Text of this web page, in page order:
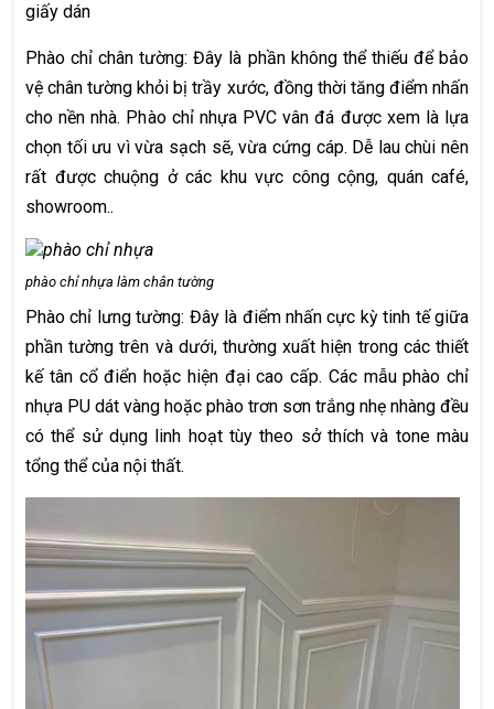
giấy dán
Phào chỉ chân tường: Đây là phần không thể thiếu để bảo
vệ chân tường khỏi bị trầy xước, đồng thời tăng điểm nhấn
cho nền nhà. Phào chỉ nhựa PVC vân đá được xem là lựa
chọn tối ưu vì vừa sạch sẽ, vừa cứng cáp. Dễ lau chùi nên
rất được chuộng ở các khu vực công cộng, quán café,
showroom..
phào chỉ nhựa làm chân tường
Phào chỉ lưng tường: Đây là điểm nhấn cực kỳ tinh tế giữa
phần tường trên và dưới, thường xuất hiện trong các thiết
kế tân cổ điển hoặc hiện đại cao cấp. Các mẫu phào chỉ
nhựa PU dát vàng hoặc phào trơn sơn trắng nhẹ nhàng đều
có thể sử dụng linh hoạt tùy theo sở thích và tone màu
tổng thể của nội thất.